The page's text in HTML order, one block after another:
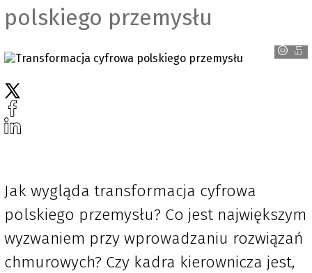
polskiego przemysłu
Enea
Jak wygląda transformacja cyfrowa
polskiego przemysłu? Co jest największym
wyzwaniem przy wprowadzaniu rozwiązań
chmurowych? Czy kadra kierownicza jest,